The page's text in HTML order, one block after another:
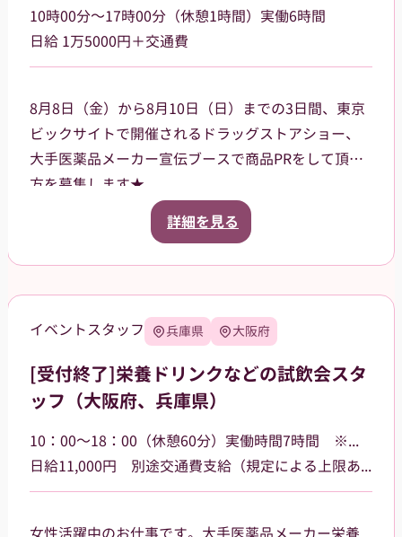
10時00分～17時00分（休憩1時間）実働6時間
日給 1万5000円＋交通費
8月8日（金）から8月10日（日）までの3日間、東京
ビックサイトで開催されるドラッグストアショー、
大手医薬品メーカー宣伝ブースで商品PRをして頂く
方を募集します★
ご案内いただく商品は、CMなどでも知名度がある有
名な商品です。来場されたお客様に、お声掛けやサ
就業前にオンラインでの研修ありますので、初めて
★女性が活躍中のお仕事です★
詳細を見る
イベントスタッフ 兵庫県 大阪府
[受付終了]栄養ドリンクなどの試飲会スタ
ッフ（大阪府、兵庫県）
10：00～18：00（休憩60分）実働時間7時間 ※勤務場所によって多少時間が異なる場合があります
日給11,000円 別途交通費支給（規定による上限あり）